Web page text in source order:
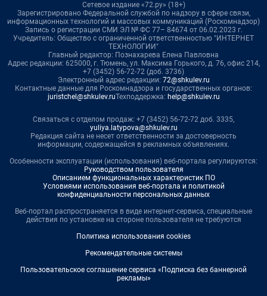
Сетевое издание «72.ру» (18+)
Зарегистрировано Федеральной службой по надзору в сфере связи,
информационных технологий и массовых коммуникаций (Роскомнадзор)
Запись о регистрации СМИ ЭЛ № ФС 77– 84674 от 06.02.2023 г.
Учредитель: Общество с ограниченной ответственностью "ИНТЕРНЕТ
ТЕХНОЛОГИИ"
Главный редактор: Познахарева Елена Павловна
Адрес редакции: 625000, г. Тюмень, ул. Максима Горького, д. 76, офис 214,
+7 (3452) 56-72-72 (доб. 3736)
Электронный адрес редакции: 72@shkulev.ru
Контактные данные для Роскомнадзора и государственных органов:
juristchel@shkulev.ruТехподдержка: help@shkulev.ru
Связаться с отделом продаж: +7 (3452) 56-72-72 доб. 3335,
yuliya.latypova@shkulev.ru
Редакция сайта не несет ответственности за достоверность
информации, содержащейся в рекламных объявлениях.
Особенности эксплуатации (использования) веб-портала регулируются:
Руководством пользователя
Описанием функциональных характеристик ПО
Условиями использования веб-портала и политикой
конфиденциальности персональных данных
Веб-портал распространяется в виде интернет-сервиса, специальные
действия по установке на стороне пользователя не требуются
Политика использования cookies
Рекомендательные системы
Пользовательское соглашение сервиса «Подписка без баннерной
рекламы»